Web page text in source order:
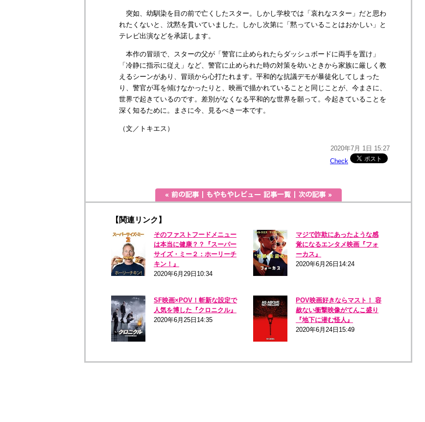
突如、幼馴染を目の前で亡くしたスター。しかし学校では「哀れなスター」だと思わ
れたくないと、沈黙を貫いていました。しかし次第に「黙っていることはおかしい」と
テレビ出演などを承諾します。
本作の冒頭で、スターの父が「警官に止められたらダッシュボードに両手を置け」
「冷静に指示に従え」など、警官に止められた時の対策を幼いときから家族に厳しく教
えるシーンがあり、冒頭から心打たれます。平和的な抗議デモが暴徒化してしまった
り、警官が耳を傾けなかったりと、映画で描かれていることと同じことが、今まさに、
世界で起きているのです。差別がなくなる平和的な世界を願って。今起きていることを
深く知るために。まさに今、見るべき一本です。
（文／トキエス）
2020年7月 1日 15:27
Check
【関連リンク】
そのファストフードメニュー
は本当に健康？？『スーパー
サイズ・ミー２：ホーリーチ
キン！』
2020年6月29日10:34
マジで詐欺にあったような感
覚になるエンタメ映画『フォ
ーカス』
2020年6月26日14:24
SF映画×POV！斬新な設定で
人気を博した『クロニクル』
2020年6月25日14:35
POV映画好きならマスト！ 容
赦ない衝撃映像がてんこ盛り
『地下に潜む怪人』
2020年6月24日15:49